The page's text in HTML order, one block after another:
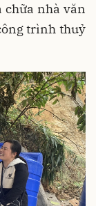
nhà văn
trình thuỷ